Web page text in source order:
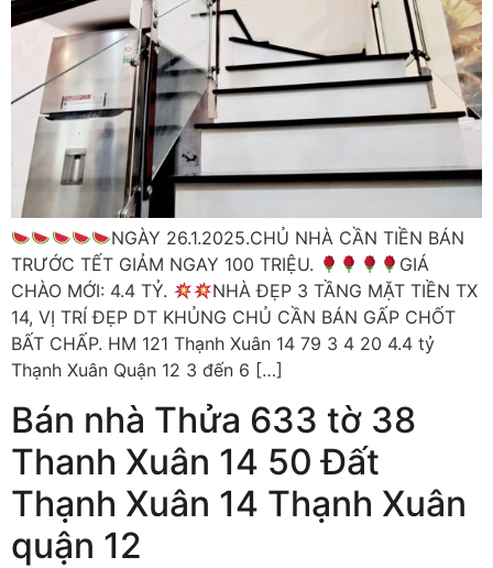
NGÀY 26.1.2025.CHỦ NHÀ CẦN TIỀN BÁN
TRƯỚC TẾT GIẢM NGAY 100 TRIỆU.
GIÁ
CHÀO MỚI: 4.4 TỶ.
NHÀ ĐẸP 3 TẦNG MẶT TIỀN TX
14, VỊ TRÍ ĐẸP DT KHỦNG CHỦ CẦN BÁN GẤP CHỐT
BẤT CHẤP. HM 121 Thạnh Xuân 14 79 3 4 20 4.4 tỷ
Thạnh Xuân Quận 12 3 đến 6 […]
Bán nhà Thửa 633 tờ 38
Thanh Xuân 14 50 Đất
Thạnh Xuân 14 Thạnh Xuân
quận 12